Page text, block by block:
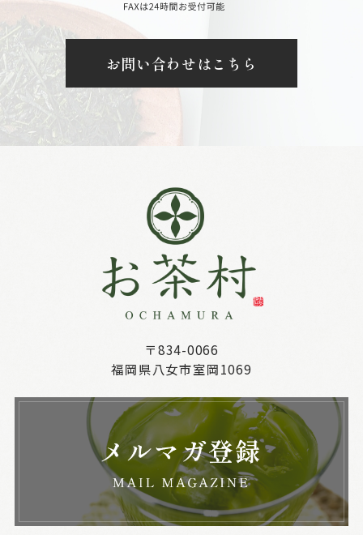
お問い合わせはこちら
〒834-0066
福岡県八女市室岡1069